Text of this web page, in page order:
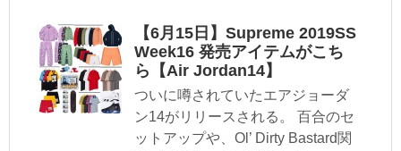
【6月15日】Supreme 2019SS
Week16 発売アイテムがこち
ら【Air Jordan14】
ついに噂されていたエアジョーダ
ン14がリリースされる。 百合のセ
ットアップや、Ol’ Dirty Bastard関